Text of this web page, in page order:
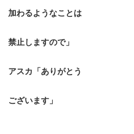
加わるようなことは
禁止しますので」
アスカ「ありがとう
ございます」